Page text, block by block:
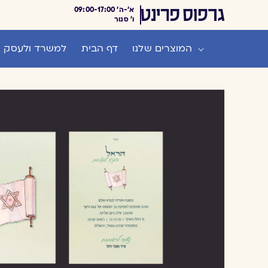
דלג לתוכן
א'-ה' 09:00-17:00
ו' סגור
המוצרים שלנו דף הבית למשרד ולעסק